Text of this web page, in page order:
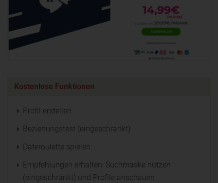
Kostenlose Funktionen
Profil erstellen
Beziehungstest (eingeschränkt)
Dateroulette spielen
Empfehlungen erhalten, Suchmaske nutzen
(eingeschränkt) und Profile anschauen